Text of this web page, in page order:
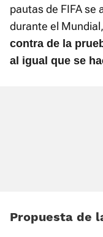
pautas de FIFA
durante el
contra de la
al igual que se
Propuesta de